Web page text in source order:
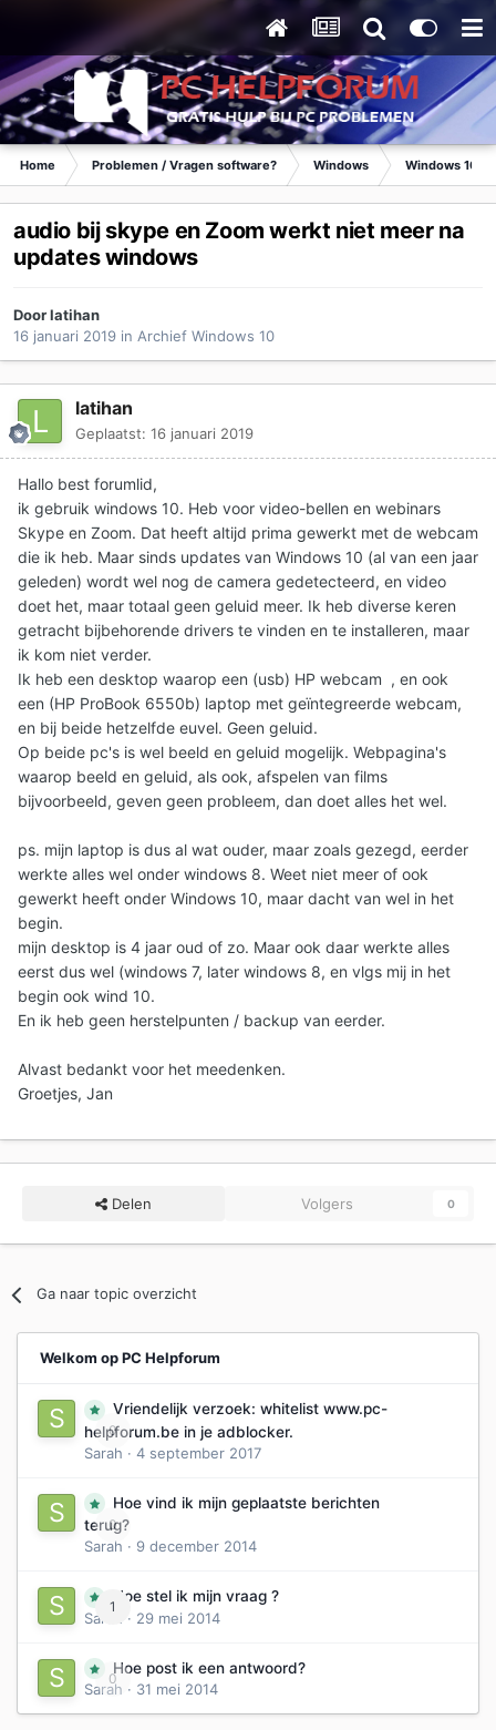
Home Problemen / Vragen software? Windows Windows 10
audio bij skype en Zoom werkt niet meer na
updates windows
Doorlatihan
16 januari 2019 in Archief Windows 10
latihan
Geplaatst: 16 januari 2019
Hallo best forumlid,
ik gebruik windows 10. Heb voor video-bellen en webinars
Skype en Zoom. Dat heeft altijd prima gewerkt met de webcam
die ik heb. Maar sinds updates van Windows 10 (al van een jaar
geleden) wordt wel nog de camera gedetecteerd, en video
doet het, maar totaal geen geluid meer. Ik heb diverse keren
getracht bijbehorende drivers te vinden en te installeren, maar
ik kom niet verder.
Ik heb een desktop waarop een (usb) HP webcam , en ook
een (HP ProBook 6550b) laptop met geïntegreerde webcam,
en bij beide hetzelfde euvel. Geen geluid.
Op beide pc's is wel beeld en geluid mogelijk. Webpagina's
waarop beeld en geluid, als ook, afspelen van films
bijvoorbeeld, geven geen probleem, dan doet alles het wel.
ps. mijn laptop is dus al wat ouder, maar zoals gezegd, eerder
werkte alles wel onder windows 8. Weet niet meer of ook
gewerkt heeft onder Windows 10, maar dacht van wel in het
begin.
mijn desktop is 4 jaar oud of zo. Maar ook daar werkte alles
eerst dus wel (windows 7, later windows 8, en vlgs mij in het
begin ook wind 10.
En ik heb geen herstelpunten / backup van eerder.
Alvast bedankt voor het meedenken.
Groetjes, Jan
Delen Volgers 0
Ga naar topic overzicht
Welkom op PC Helpforum
0
Vriendelijk verzoek: whitelist www.pc-
helpforum.be in je adblocker.
Sarah · 4 september 2017
0
Hoe vind ik mijn geplaatste berichten
terug?
Sarah · 9 december 2014
1
Hoe stel ik mijn vraag ?
Sarah
· 29 mei 2014
0
Hoe post ik een antwoord?
Sarah · 31 mei 2014